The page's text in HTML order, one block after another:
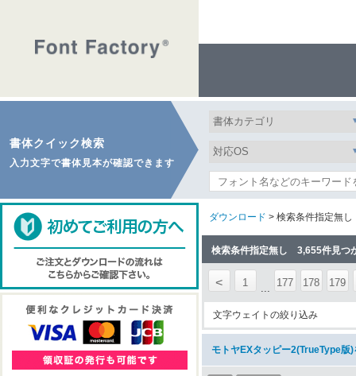
書体クイック検索
入力文字で書体見本が確認できます
ダウンロード > 検索条件指定無し
検索条件指定無し 3,655件見つ
< 1 ... 177 178 179
文字ウェイトの絞り込み
モトヤEXタッピー2(TrueType版